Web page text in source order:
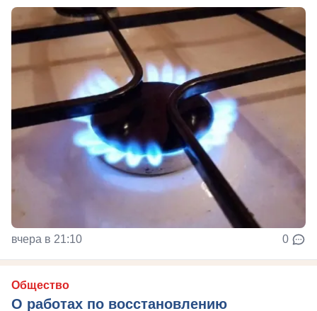
вчера в 21:10 0
Общество
О работах по восстановлению